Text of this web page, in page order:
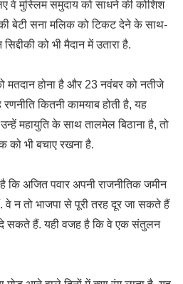
वे मुस्लिम समुदाय को साधने की कोशिश
बेटी सना मलिक को टिकट देने के साथ-
को भी मैदान में उतारा है.
मतदान होना है और 23 नवंबर को नतीजे
कितनी कामयाब होती है, यह
महायुति के साथ तालमेल बिठाना है, तो
को भी बचाए रखना है.
कि अजित पवार अपनी राजनीतिक जमीन
न तो भाजपा से पूरी तरह दूर जा सकते हैं
दे सकते हैं. यही वजह है कि वे एक संतुलन